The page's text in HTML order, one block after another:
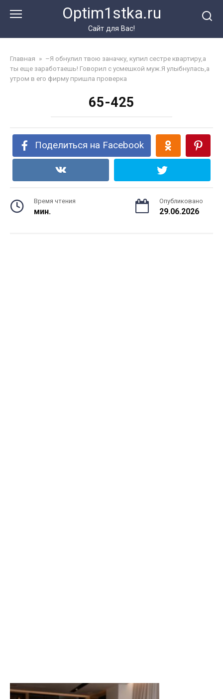
Optim1stka.ru
Сайт для Вас!
Главная » –Я обнулил твою заначку, купил сестре квартиру,а
ты еще заработаешь! Говорил с усмешкой муж.Я улыбнулась,а
утром в его фирму пришла проверка
65-425
Поделиться на Facebook
Время чтения
мин.
Опубликовано
29.06.2026